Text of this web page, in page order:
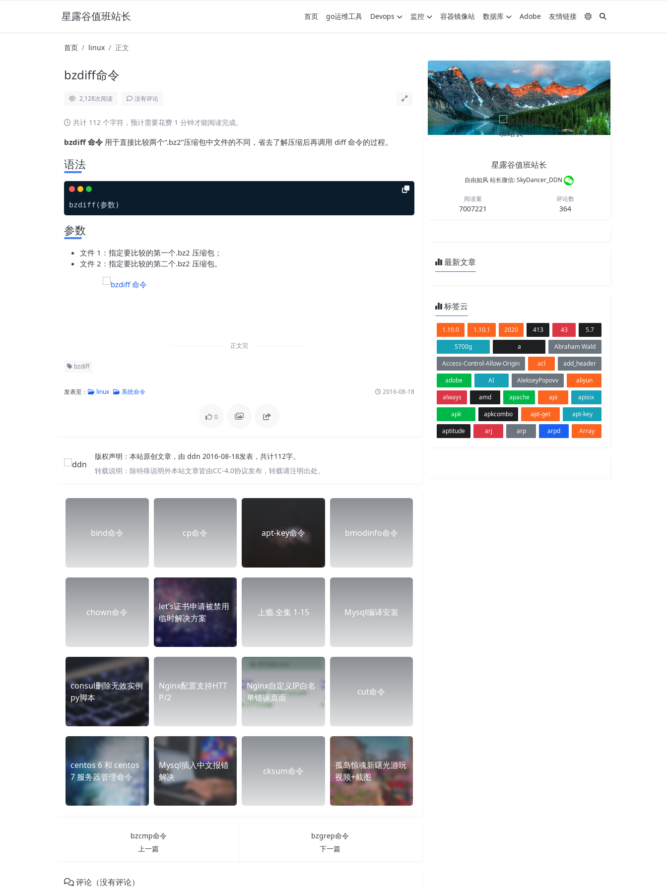
星露谷值班站长 首页 go运维工具 Devops 监控 容器镜像站 数据库 Adobe 友情链接
首页 linux 正文
bzdiff命令
2,128次阅读 没有评论
共计 112 个字符，预计需要花费 1 分钟才能阅读完成。
bzdiff 命令 用于直接比较两个“.bz2”压缩包中文件的不同，省去了解压缩后再调用 diff 命令的过程。
语法
bzdiff(参数)
参数
文件 1：指定要比较的第一个.bz2 压缩包；
文件 2：指定要比较的第二个.bz2 压缩包。
正文完
bzdiff
发表至： linux 系统命令 2016-08-18
0
版权声明： 本站原创文章，由 ddn 2016-08-18发表，共计112字。
转载说明： 除特殊说明外本站文章皆由CC-4.0协议发布，转载请注明出处。
bind命令 cp命令 apt-key命令 bmodinfo命令
chown命令
let’s证书申请被禁用
临时解决方案
上瘾.全集 1-15 Mysql编译安装
consul删除无效实例
py脚本
Nginx配置支持HTT
P/2
Nginx自定义IP白名
单错误页面
cut命令
centos 6 和 centos
7 服务器管理命令
Mysql插入中文报错
解决
cksum命令
孤岛惊魂新曙光游玩
视频+截图
bzcmp命令
上一篇
bzgrep命令
下一篇
评论（没有评论）
星露谷值班站长
自由如风 站长微信: SkyDancer_DDN
阅读量
7007221
评论数
364
最新文章
标签云
1.10.0 1.10.1 2020 413 43
5.7
5700g
a
Abraham Wald
Access-Control-Allow-Origin
acl
add_header
adobe
AI AlekseyPopovv
aliyun
always
amd apache api
apisix
apk
apkcombo apt-get
apt-key
aptitude
arj arp arpd Array